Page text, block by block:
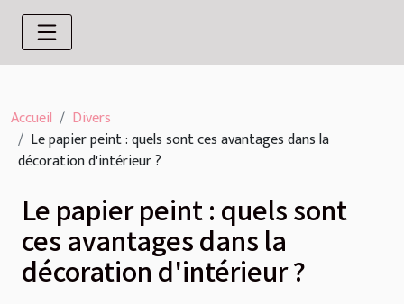
Accueil
Divers
Le papier peint : quels sont ces avantages dans la
décoration d'intérieur ?
Le papier peint : quels sont
ces avantages dans la
décoration d'intérieur ?